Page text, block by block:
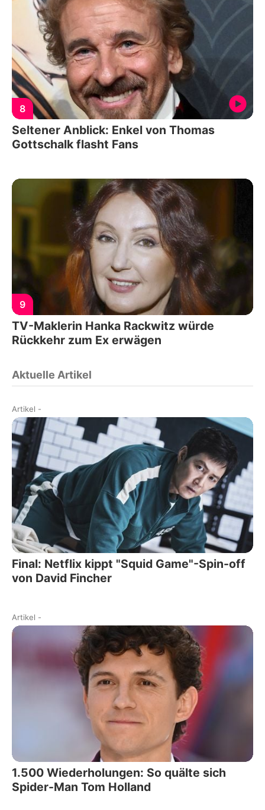
8
Seltener Anblick: Enkel von Thomas
Gottschalk flasht Fans
9
TV-Maklerin Hanka Rackwitz würde
Rückkehr zum Ex erwägen
Aktuelle Artikel
Artikel -
Final: Netflix kippt "Squid Game"-Spin-off
von David Fincher
Artikel -
1.500 Wiederholungen: So quälte sich
Spider-Man Tom Holland